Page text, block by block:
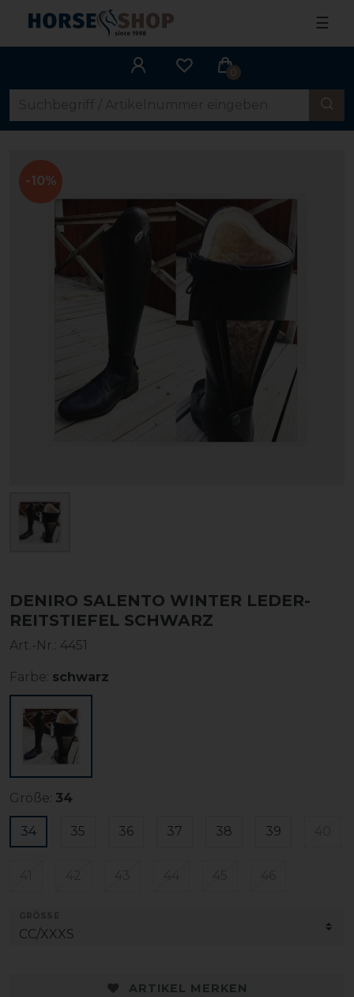
☰
0
-10%
DENIRO SALENTO WINTER LEDER-
REITSTIEFEL SCHWARZ
Art.-Nr.: 4451
Farbe: schwarz
Größe: 34
34 35 36 37 38 39
ARTIKEL MERKEN